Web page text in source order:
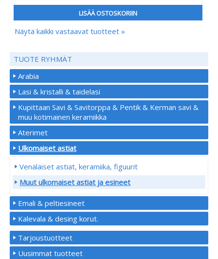
LISÄÄ OSTOSKORIIN
Näytä kaikki vastaavat tuotteet »
TUOTE RYHMÄT
Arabia
Lasi & kristalli & taidelasi
Kupittaan Savi & Savitorppa & Pentik & Kerman savi &
muu kotimainen keramiikka
Aterimet
Ulkomaiset astiat
Venäläiset astiat, keramiika, figuurit
Muut ulkomaiset astiat ja esineet
Emali & peltiesineet
Kalevala & desing korut.
Tarjoustuotteet
Uusimmat tuotteet